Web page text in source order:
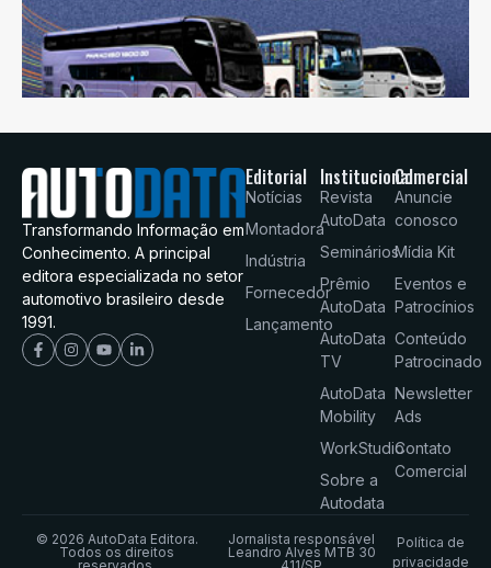
Transformando Informação em
Conhecimento. A principal
editora especializada no setor
automotivo brasileiro desde
1991.
Editorial
Notícias
Montadora
Indústria
Fornecedor
Lançamento
Institucional
Revista
AutoData
Seminários
Prêmio
AutoData
AutoData
TV
AutoData
Mobility
WorkStudio
Sobre a
Autodata
Comercial
Anuncie
conosco
Mídia Kit
Eventos e
Patrocínios
Conteúdo
Patrocinado
Newsletter
Ads
Contato
Comercial
© 2026 AutoData Editora.
Todos os direitos
Jornalista responsável
Leandro Alves MTB 30
Política de
privacidade